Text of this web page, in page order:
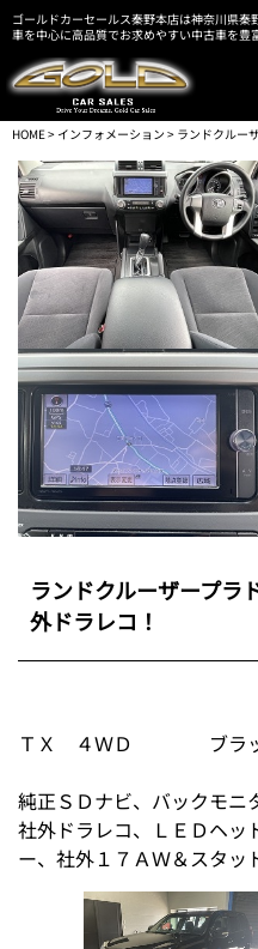
ゴールドカーセールス秦野本店は神奈川県秦
車を中心に高品質でお求めやすい中古車を豊
HOME> インフォメーション > ランドクルー
ランドクルーザープラ
外ドラレコ！
ＴＸ ４ＷＤ ブラ
純正ＳＤナビ、バックモニ
社外ドラレコ、ＬＥＤヘッ
ー、社外１７ＡＷ＆スタッ